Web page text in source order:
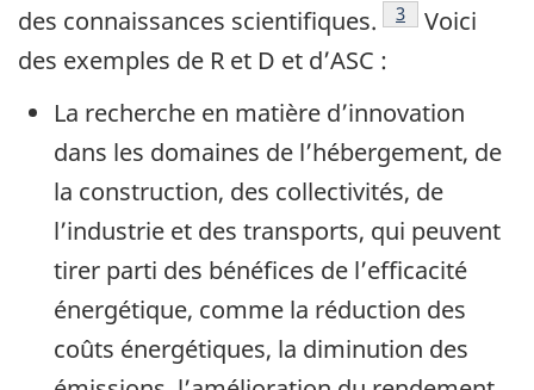
des connaissances scientifiques.
Note de bas de
3
Voici
des exemples de R et D et d’ASC :
La recherche en matière d’innovation
dans les domaines de l’hébergement, de
la construction, des collectivités, de
l’industrie et des transports, qui peuvent
tirer parti des bénéfices de l’efficacité
énergétique, comme la réduction des
coûts énergétiques, la diminution des